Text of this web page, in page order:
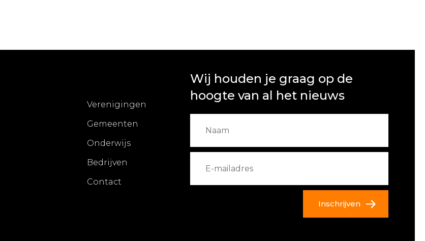
Verenigingen
Gemeenten
Onderwijs
Bedrijven
Contact
Wij houden je graag op de
hoogte van al het nieuws
Inschrijven